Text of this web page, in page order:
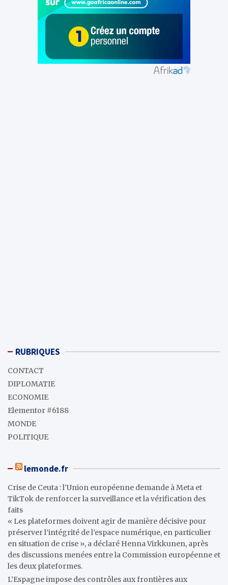
RUBRIQUES
CONTACT
DIPLOMATIE
ECONOMIE
Elementor #6188
MONDE
POLITIQUE
lemonde.fr
Crise de Ceuta : l’Union européenne demande à Meta et
TikTok de renforcer la surveillance et la vérification des
faits
« Les plateformes doivent agir de manière décisive pour
préserver l’intégrité de l’espace numérique, en particulier
en situation de crise », a déclaré Henna Virkkunen, après
des discussions menées entre la Commission européenne et
les deux plateformes.
L’Espagne impose des contrôles aux frontières aux